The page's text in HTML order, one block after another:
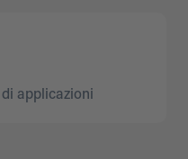
applicazioni